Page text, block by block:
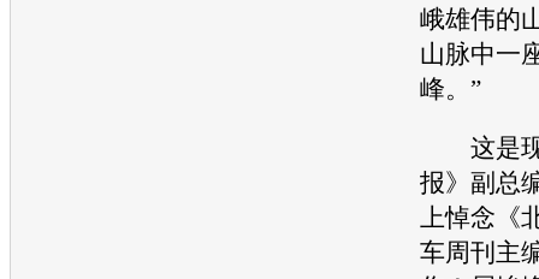
峨雄伟的
山脉中一
峰。”
这是现
报》副总
上悼念《
车周刊主